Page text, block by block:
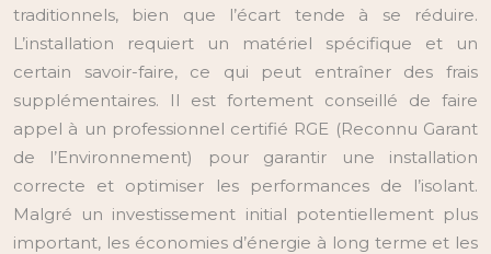
traditionnels, bien que l’écart tende à se réduire.
L’installation requiert un matériel spécifique et un
certain savoir-faire, ce qui peut entraîner des frais
supplémentaires. Il est fortement conseillé de faire
appel à un professionnel certifié RGE (Reconnu Garant
de l’Environnement) pour garantir une installation
correcte et optimiser les performances de l’isolant.
Malgré un investissement initial potentiellement plus
important, les économies d’énergie à long terme et les